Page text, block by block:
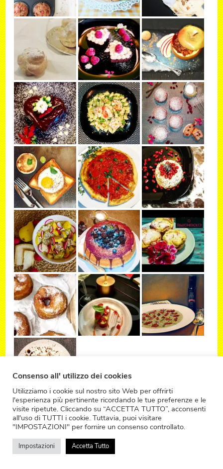
Consenso all' utilizzo dei cookies
Utilizziamo i cookie sul nostro sito Web per offrirti
l'esperienza più pertinente ricordando le tue preferenze e le
visite ripetute. Cliccando su “ACCETTA TUTTO”, acconsenti
all'uso di TUTTI i cookie. Tuttavia, puoi visitare
"IMPOSTAZIONI" per fornire un consenso controllato.
Impostazioni Accetta Tutto